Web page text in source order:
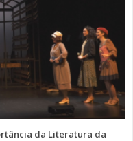
da Literatura da